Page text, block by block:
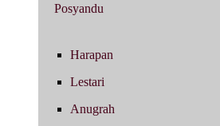
Posyandu
Harapan
Lestari
Anugrah